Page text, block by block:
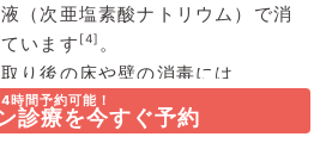
時間予約可能！
診療を今すぐ予約
（次亜塩素酸ナトリウム）で消
います [4] 。
り後の床や壁の消毒には
廃棄する際には1000ppmが目